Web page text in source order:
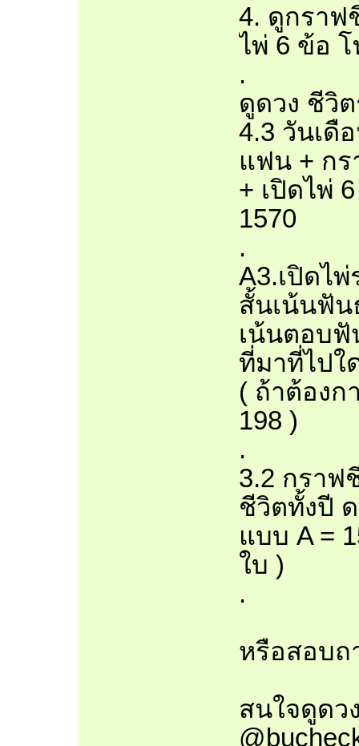
4. ดูกราฟ
ไพ่ 6 ข้อ
.
ดูดวง ชีวิ
4.3 วันเดื
แฟน + ก
+ เปิดไพ่
1570
.
A3.เปิดไ
สั้นเน้นฟัน
เน้นตอบฟั
ที่มาที่ไปใ
( ถ้าต้องก
198 )
.
3.2 กราฟ
ชีวิตทั้งปี
แบบ A =
ใบ )
.
หรือสอบถ
สนใจดูดว